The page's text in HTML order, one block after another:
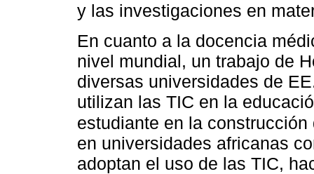
y las investigaciones en
En cuanto a la docencia
nivel mundial, un trabajo de
diversas universidades de
utilizan las TIC en la
estudiante en la
en universidades africanas
adoptan el uso de las TIC,